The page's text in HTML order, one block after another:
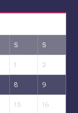
S S
1 2
8 9
15 16